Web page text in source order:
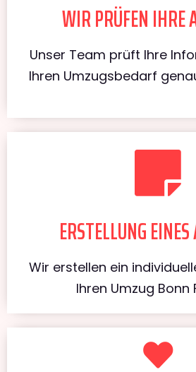
WIR PRÜFEN IHRE
Unser Team prüft Ihre
Ihren Umzugsbedarf
ERSTELLUNG
Wir erstellen ein
Ihren Umzug Bonn